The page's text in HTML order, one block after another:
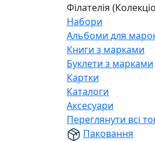
Філателія
Набори
Альбоми для
Книги з марками
Буклети з марками
Картки
Каталоги
Аксесуари
Переглянути всі
Паковання